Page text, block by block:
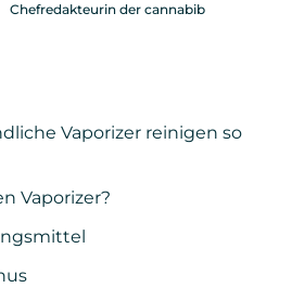
Vaporizer reinigen so
Vaporizer?
Chefredakteurin der cannabib